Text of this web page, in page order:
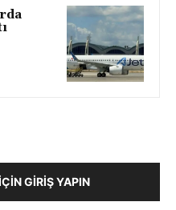
GIRIŞ YAPIN